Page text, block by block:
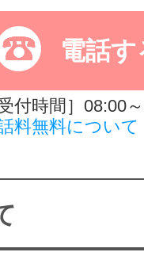
サイトマッ
電話す
受付時間］08:00
料無料について